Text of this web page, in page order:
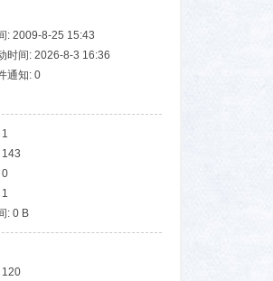
: 2009-8-25 15:43
时间: 2026-8-3 16:36
通知: 0
143
0
: 0 B
120